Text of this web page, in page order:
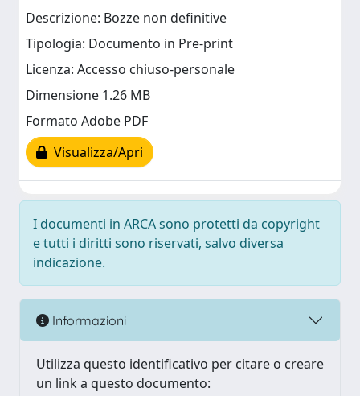
Descrizione: Bozze non definitive
Tipologia: Documento in Pre-print
Licenza: Accesso chiuso-personale
Dimensione 1.26 MB
Formato Adobe PDF
Visualizza/Apri
I documenti in ARCA sono protetti da copyright
e tutti i diritti sono riservati, salvo diversa
indicazione.
Informazioni
Utilizza questo identificativo per citare o creare
un link a questo documento: